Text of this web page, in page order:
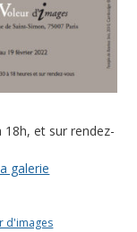
18h, et sur rendez-
galerie
d'images